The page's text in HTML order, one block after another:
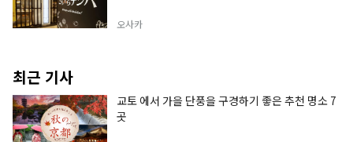
오사카
최근 기사
교토 에서 가을 단풍을 구경하기 좋은 추천 명소 7
곳